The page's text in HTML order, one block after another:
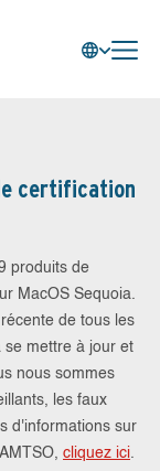
certification
produits de
MacOS Sequoia.
de tous les
se mettre à jour et
nous sommes
les faux
d'informations sur
cliquez ici.